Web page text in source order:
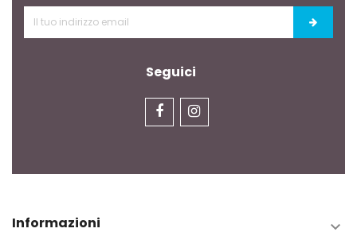
Seguici
Informazioni 